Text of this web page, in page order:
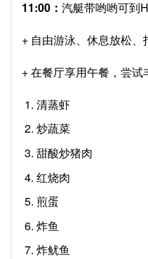
11:00： 汽艇带哟哟可到
+ 自由游泳、休息放松、
+ 在餐厅享用午餐，尝试
清蒸虾
炒蔬菜
甜酸炒猪肉
红烧肉
煎蛋
炸鱼
炸鱿鱼